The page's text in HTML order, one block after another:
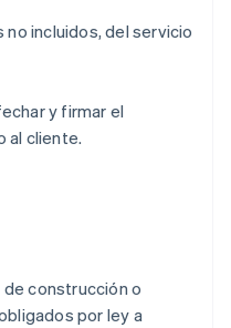
incluidos, del servicio
y firmar el
al cliente.
construcción o
por ley a